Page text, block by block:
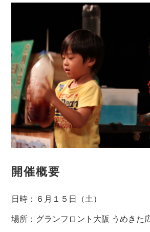
開催概要
日時：６月１５日（土）
場所：グランフロント大阪 うめきた